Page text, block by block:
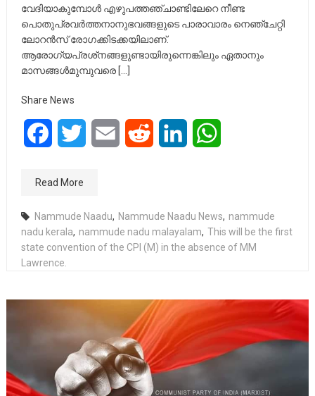
വേദിയാകുമ്പോൾ എഴുപത്തഞ്ചാണ്ടിലേറെ നീണ്ട
പൊതുപ്രവർത്തനാനുഭവങ്ങളുടെ പാരാവാരം നെഞ്ചേറ്റി
ലോറൻസ്‌ രോഗക്കിടക്കയിലാണ്‌.
ആരോഗ്യപ്രശ്‌നങ്ങളുണ്ടായിരുന്നെങ്കിലും ഏതാനും
മാസങ്ങൾമുമ്പുവരെ […]
Share News
FacebookTwitter Email Reddit LinkedIn
Read More
Nammude Naadu, Nammude Naadu News, nammude
nadu kerala, nammude nadu malayalam, This will be the first
state convention of the CPI (M) in the absence of MM
Lawrence.